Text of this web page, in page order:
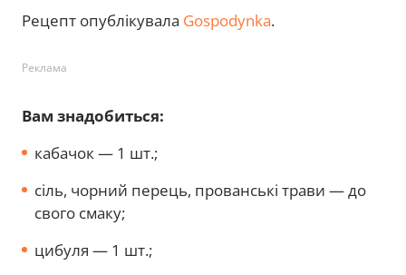
Рецепт опублікувала Gospodynka.
Реклама
Вам знадобиться:
кабачок — 1 шт.;
сіль, чорний перець, прованські трави — до
свого смаку;
цибуля — 1 шт.;